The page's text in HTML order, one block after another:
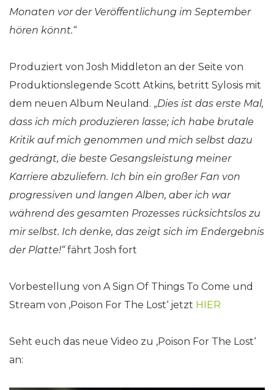
Monaten vor der Veröffentlichung im September
hören könnt.“
Produziert von Josh Middleton an der Seite von
Produktionslegende Scott Atkins, betritt Sylosis mit
dem neuen Album Neuland. „Dies ist das erste Mal,
dass ich mich produzieren lasse; ich habe brutale
Kritik auf mich genommen und mich selbst dazu
gedrängt, die beste Gesangsleistung meiner
Karriere abzuliefern. Ich bin ein großer Fan von
progressiven und langen Alben, aber ich war
während des gesamten Prozesses rücksichtslos zu
mir selbst. Ich denke, das zeigt sich im Endergebnis
der Platte!“fährt Josh fort
Vorbestellung von A Sign Of Things To Come und
Stream von ‚Poison For The Lost‘ jetzt HIER
Seht euch das neue Video zu ‚Poison For The Lost‘
an: